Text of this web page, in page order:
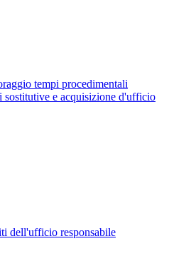
tempi procedimentali
sostitutive e acquisizione d'ufficio
dell'ufficio responsabile